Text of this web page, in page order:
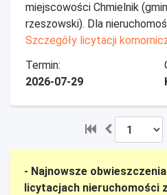
miejscowości Chmielnik
rzeszowski). Dla
Szczegóły licytacji
Termin:
2026-07-29
- Najnowsze
licytacjach nieruchomości